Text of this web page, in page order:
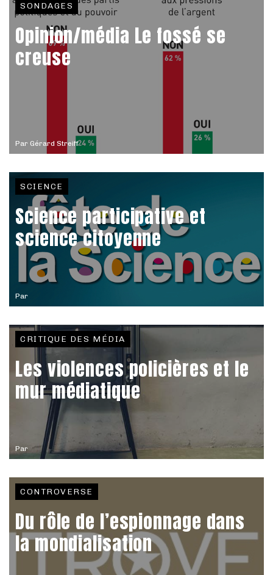
Par Gérard Streiff
SONDAGES
Opinion/média Le fossé se
creuse
Par
SCIENCE
Science participative et
science citoyenne
Par
CRITIQUE DES MÉDIA
Les violences policières et le
mur médiatique
CONTROVERSE
Du rôle de l’espionnage dans
la mondialisation